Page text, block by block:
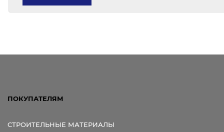
ПОКУПАТЕЛЯМ
СТРОИТЕЛЬНЫЕ МАТЕРИАЛЫ